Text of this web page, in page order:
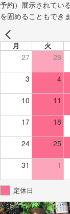
予約）展示されてい
を固めることもできま
月 火
27 28
3 4
10 11
17 18
24 25
31 1
定休日